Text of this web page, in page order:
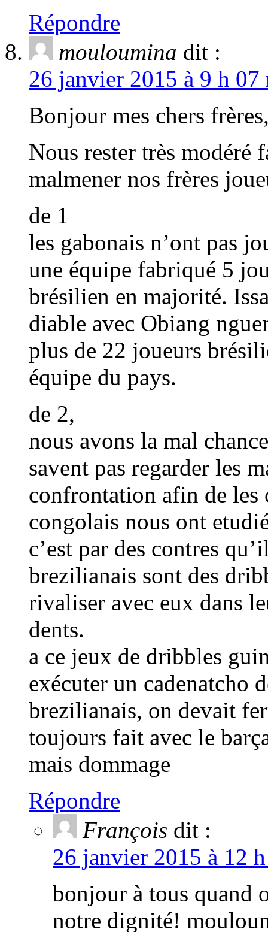
Répondre
mouloumina dit :
26 janvier 2015 à 9 h
Bonjour mes chers
Nous rester très modéré
malmener nos frères
de 1
les gabonais n’ont pas
une équipe fabriqué 5
brésilien en majorité.
diable avec Obiang
plus de 22 joueurs
équipe du pays.
de 2,
nous avons la mal
savent pas regarder les
confrontation afin de les
congolais nous ont
c’est par des contres
brezilianais sont des
rivaliser avec eux dans
dents.
a ce jeux de dribbles
exécuter un cadenatcho
brezilianais, on devait
toujours fait avec le
mais dommage
Répondre
François dit :
26 janvier 2015 à 12
bonjour à tous quand
notre dignité!